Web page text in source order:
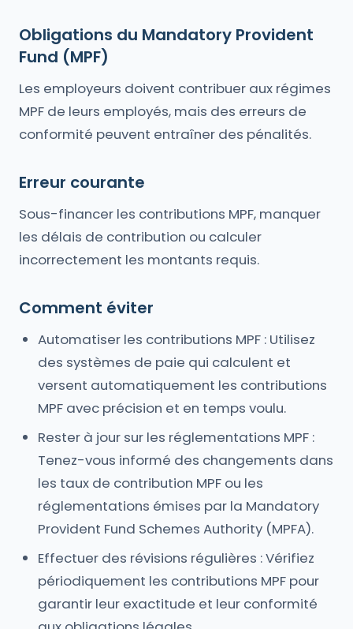
Obligations du Mandatory Provident
Fund (MPF)
Les employeurs doivent contribuer aux régimes
MPF de leurs employés, mais des erreurs de
conformité peuvent entraîner des pénalités.
Erreur courante
Sous-financer les contributions MPF, manquer
les délais de contribution ou calculer
incorrectement les montants requis.
Comment éviter
Automatiser les contributions MPF : Utilisez
des systèmes de paie qui calculent et
versent automatiquement les contributions
MPF avec précision et en temps voulu.
Rester à jour sur les réglementations MPF :
Tenez-vous informé des changements dans
les taux de contribution MPF ou les
réglementations émises par la Mandatory
Provident Fund Schemes Authority (MPFA).
Effectuer des révisions régulières : Vérifiez
périodiquement les contributions MPF pour
garantir leur exactitude et leur conformité